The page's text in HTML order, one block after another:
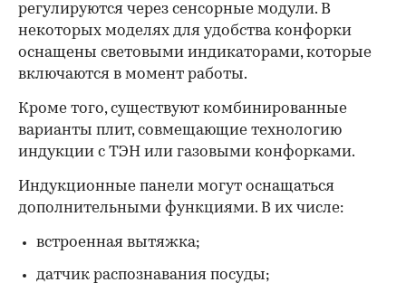
регулируются через сенсорные модули. В
некоторых моделях для удобства конфорки
оснащены световыми индикаторами, которые
включаются в момент работы.
Кроме того, существуют комбинированные
варианты плит, совмещающие технологию
индукции с ТЭН или газовыми конфорками.
Индукционные панели могут оснащаться
дополнительными функциями. В их числе:
встроенная вытяжка;
датчик распознавания посуды;